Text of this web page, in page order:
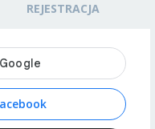
REJESTRACJA